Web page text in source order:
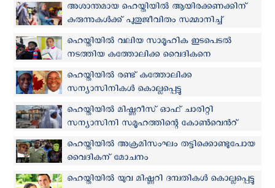
അശാന്തമായ ഹെയ്തിയിൽ ആയിരക്കണക്കിന്
കുരുന്നുകള്‍ക്ക് പുതുജീവിതം സമ്മാനിച്ച്
കത്തോലിക്ക സന്യാസിനി
ഹെയ്തിയില്‍ വലിയ സാമൂഹിക ഇടപെടല്‍
നടത്തിയ കത്തോലിക്ക വൈദികനെ
തട്ടിക്കൊണ്ടുപോയി
ഹെയ്തിയിൽ രണ്ട് കത്തോലിക്ക
സന്യാസിനികള്‍ കൊല്ലപ്പെട്ടു
ഹെയ്തിയില്‍ മിഷ്ണറീസ് ഓഫ് ചാരിറ്റി
സന്യാസിനി സമൂഹത്തിന്റെ കോണ്‍വെന്‍റ്
തകര്‍ത്ത് സായുധ സംഘം
ഹെയ്തിയിൽ അക്രമിസംഘം തട്ടിക്കൊണ്ടുപോയ
വൈദികന് മോചനം
ഹെയ്തിയിൽ യുവ മിഷ്ണറി ദമ്പതികൾ കൊല്ലപ്പെട്ടു